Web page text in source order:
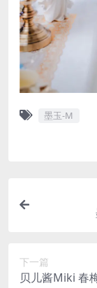
墨玉-M
下一篇
贝儿酱Miki 春